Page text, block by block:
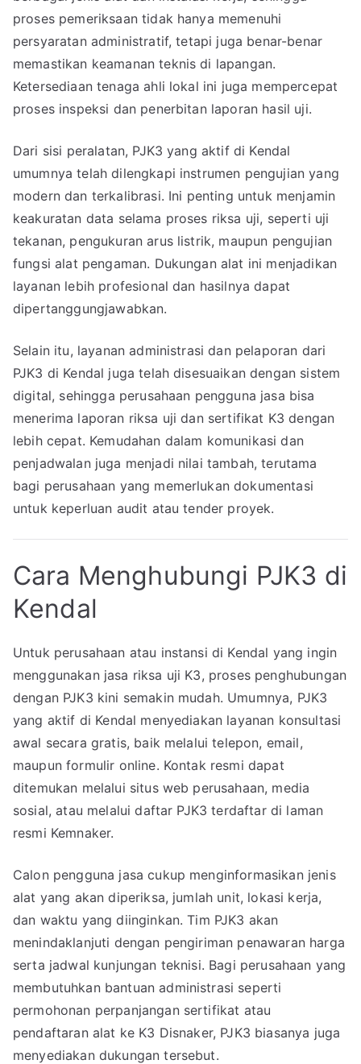
proses pemeriksaan tidak hanya memenuhi
persyaratan administratif, tetapi juga benar-benar
memastikan keamanan teknis di lapangan.
Ketersediaan tenaga ahli lokal ini juga mempercepat
proses inspeksi dan penerbitan laporan hasil uji.
Dari sisi peralatan, PJK3 yang aktif di Kendal
umumnya telah dilengkapi instrumen pengujian yang
modern dan terkalibrasi. Ini penting untuk menjamin
keakuratan data selama proses riksa uji, seperti uji
tekanan, pengukuran arus listrik, maupun pengujian
fungsi alat pengaman. Dukungan alat ini menjadikan
layanan lebih profesional dan hasilnya dapat
dipertanggungjawabkan.
Selain itu, layanan administrasi dan pelaporan dari
PJK3 di Kendal juga telah disesuaikan dengan sistem
digital, sehingga perusahaan pengguna jasa bisa
menerima laporan riksa uji dan sertifikat K3 dengan
lebih cepat. Kemudahan dalam komunikasi dan
penjadwalan juga menjadi nilai tambah, terutama
bagi perusahaan yang memerlukan dokumentasi
untuk keperluan audit atau tender proyek.
Cara Menghubungi PJK3 di
Kendal
Untuk perusahaan atau instansi di Kendal yang ingin
menggunakan jasa riksa uji K3, proses penghubungan
dengan PJK3 kini semakin mudah. Umumnya, PJK3
yang aktif di Kendal menyediakan layanan konsultasi
awal secara gratis, baik melalui telepon, email,
maupun formulir online. Kontak resmi dapat
ditemukan melalui situs web perusahaan, media
sosial, atau melalui daftar PJK3 terdaftar di laman
resmi Kemnaker.
Calon pengguna jasa cukup menginformasikan jenis
alat yang akan diperiksa, jumlah unit, lokasi kerja,
dan waktu yang diinginkan. Tim PJK3 akan
menindaklanjuti dengan pengiriman penawaran harga
serta jadwal kunjungan teknisi. Bagi perusahaan yang
membutuhkan bantuan administrasi seperti
permohonan perpanjangan sertifikat atau
pendaftaran alat ke K3 Disnaker, PJK3 biasanya juga
menyediakan dukungan tersebut.